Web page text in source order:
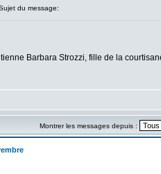
du message:
Barbara Strozzi, fille de la
Montrer les messages depuis :